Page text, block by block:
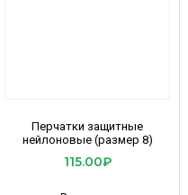
Перчатки защитные
нейлоновые (размер 8)
115.00₽